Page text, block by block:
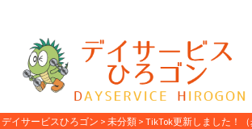
デイサービスひろゴン > 未分類 > TikTok更新しました！（